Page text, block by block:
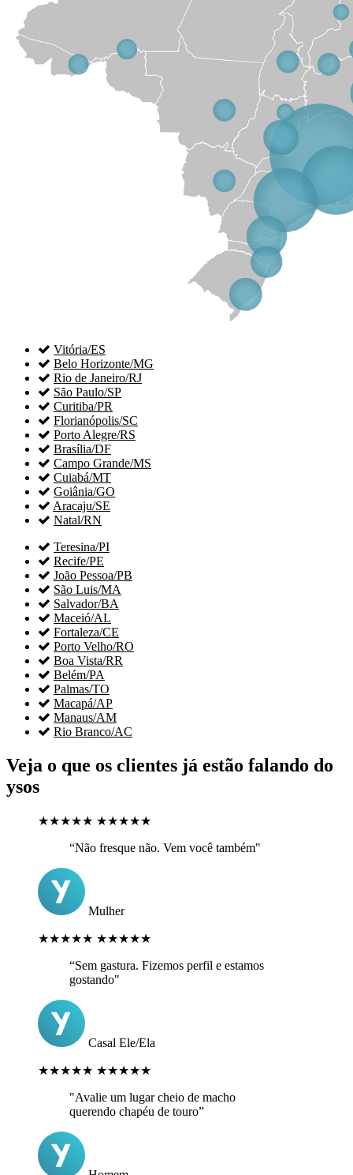
 Vitória/ES
 Belo Horizonte/MG
 Rio de Janeiro/RJ
 São Paulo/SP
 Curitiba/PR
 Florianópolis/SC
 Porto Alegre/RS
 Brasília/DF
 Campo Grande/MS
 Cuiabá/MT
 Goiânia/GO
 Aracaju/SE
 Natal/RN
 Teresina/PI
 Recife/PE
 João Pessoa/PB
 São Luis/MA
 Salvador/BA
 Maceió/AL
 Fortaleza/CE
 Porto Velho/RO
 Boa Vista/RR
 Belém/PA
 Palmas/TO
 Macapá/AP
 Manaus/AM
 Rio Branco/AC
Veja o que os clientes já estão falando do
ysos
★★★★★ ★★★★★
“Não fresque não. Vem você também"
Mulher
★★★★★ ★★★★★
“Sem gastura. Fizemos perfil e estamos
gostando"
Casal Ele/Ela
★★★★★ ★★★★★
"Avalie um lugar cheio de macho
querendo chapéu de touro”